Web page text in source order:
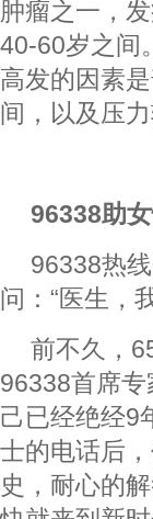
肿瘤之一，
40-60岁之间
高发的因素
间，以及压
96338助
96338热
问：“医生，
前不久，
96338首席
己已经绝经9
士的电话后
史，耐心的